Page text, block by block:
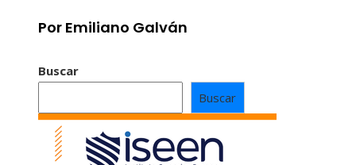
Por Emiliano Galván
Buscar
Buscar